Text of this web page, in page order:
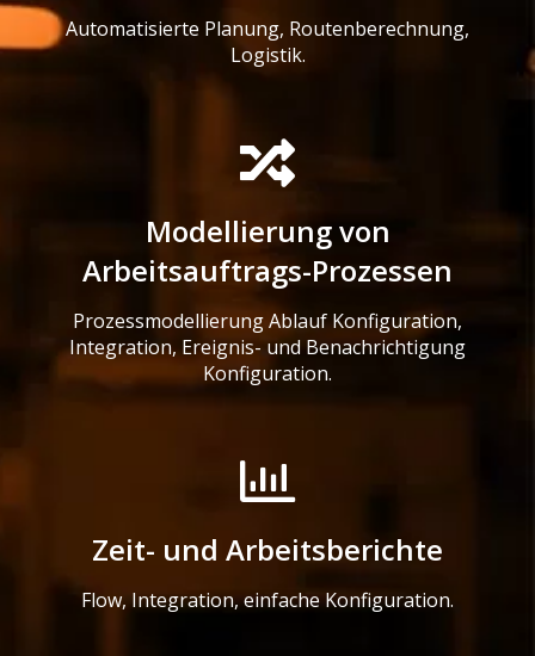
Automatisierte Planung, Routenberechnung,
Logistik.
Modellierung von
Arbeitsauftrags-Prozessen
Prozessmodellierung Ablauf Konfiguration,
Integration, Ereignis- und Benachrichtigung
Konfiguration.
Zeit- und Arbeitsberichte
Flow, Integration, einfache Konfiguration.